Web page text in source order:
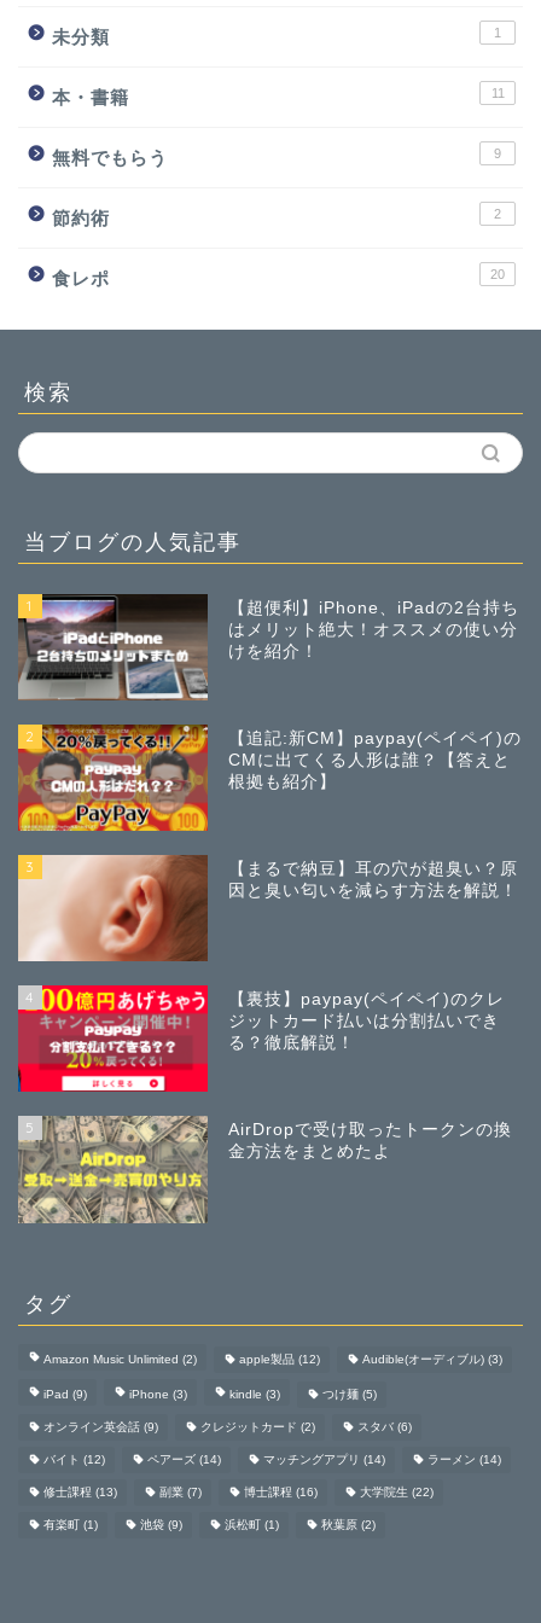
未分類 1
本・書籍 11
無料でもらう 9
節約術 2
食レポ 20
検索
当ブログの人気記事
1
【超便利】iPhone、iPadの2台持ち
はメリット絶大！オススメの使い分
けを紹介！
2
【追記:新CM】paypay(ペイペイ)の
CMに出てくる人形は誰？【答えと
根拠も紹介】
3
【まるで納豆】耳の穴が超臭い？原
因と臭い匂いを減らす方法を解説！
4
【裏技】paypay(ペイペイ)のクレ
ジットカード払いは分割払いでき
る？徹底解説！
5
AirDropで受け取ったトークンの換
金方法をまとめたよ
タグ
Amazon Music Unlimited (2) apple製品 (12) Audible(オーディブル) (3)
iPad (9) iPhone (3) kindle (3) つけ麺 (5)
オンライン英会話 (9) クレジットカード (2) スタバ (6)
バイト (12) ペアーズ (14) マッチングアプリ (14) ラーメン (14)
修士課程 (13) 副業 (7) 博士課程 (16) 大学院生 (22)
有楽町 (1) 池袋 (9) 浜松町 (1) 秋葉原 (2)